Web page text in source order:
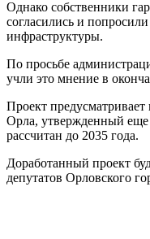
Однако собственники
согласились и
инфраструктуры.
По просьбе
учли это мнение в
Проект
Орла, утвержденный
рассчитан до 2035 года.
Доработанный проект
депутатов Орловского